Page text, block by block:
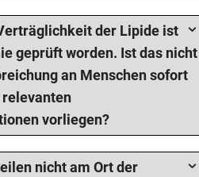
der Lipide ist
geprüft worden. Ist das nicht
an Menschen sofort
vorliegen?
nicht am Ort der